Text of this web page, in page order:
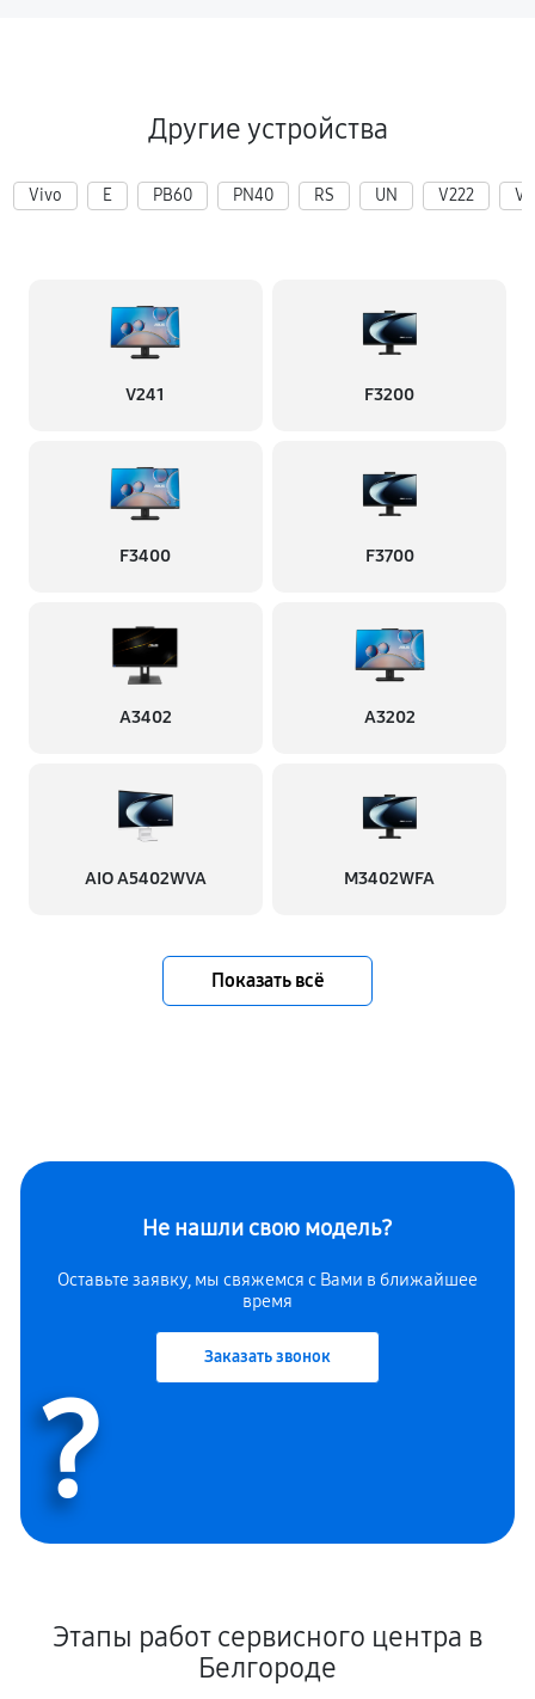
Другие устройства
Vivo E PB60 PN40 RS UN V222
V241 F3200
F3400 F3700
A3402 A3202
AIO A5402WVA M3402WFA
Показать всё
Не нашли свою модель?
Оставьте заявку, мы свяжемся с Вами в ближайшее
время
Заказать звонок
?
Этапы работ сервисного центра в
Белгороде